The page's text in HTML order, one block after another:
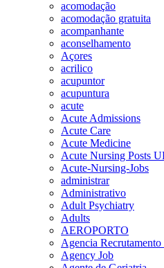
acomodação
acomodação gratuita
acompanhante
aconselhamento
Açores
acrilico
acupuntor
acupuntura
acute
Acute Admissions
Acute Care
Acute Medicine
Acute Nursing Posts
Acute-Nursing-Jobs
administrar
Administrativo
Adult Psychiatry
Adults
AEROPORTO
Agencia
Agency Job